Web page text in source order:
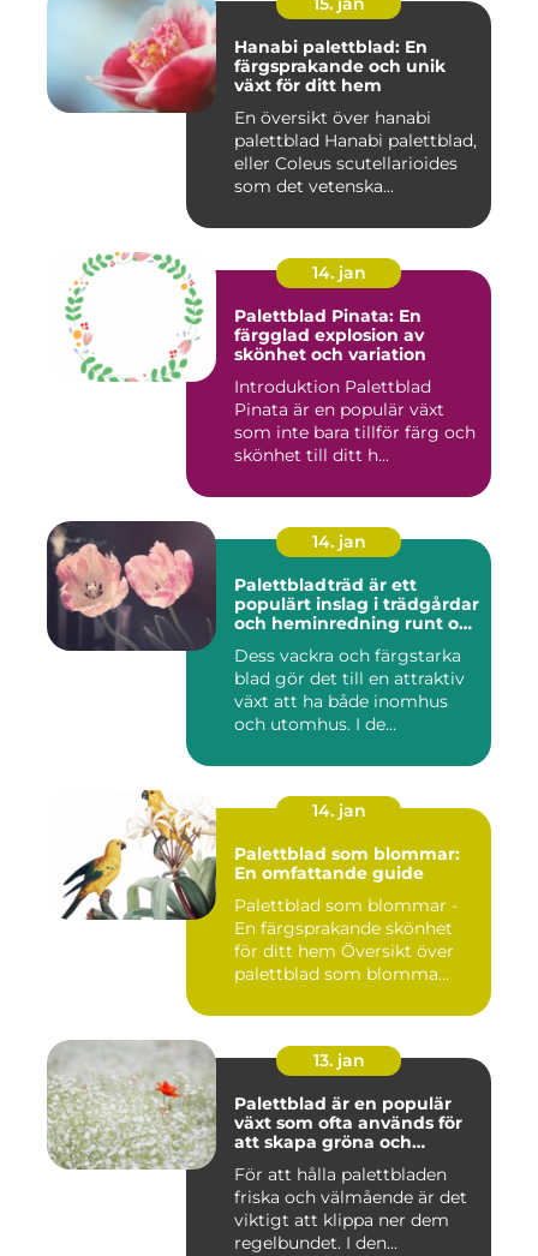
Hanabi palettblad: En
färgsprakande och unik
växt för ditt hem
En översikt över hanabi
palettblad Hanabi palettblad,
eller Coleus scutellarioides
som det vetenska...
14. jan
Palettblad Pinata: En
färgglad explosion av
skönhet och variation
Introduktion Palettblad
Pinata är en populär växt
som inte bara tillför färg och
skönhet till ditt h...
14. jan
Palettbladträd är ett
populärt inslag i trädgårdar
och heminredning runt om
Dess vackra och färgstarka
blad gör det till en attraktiv
växt att ha både inomhus
och utomhus. I de...
14. jan
Palettblad som blommar:
En omfattande guide
Palettblad som blommar -
En färgsprakande skönhet
för ditt hem Översikt över
palettblad som blomma...
13. jan
Palettblad är en populär
växt som ofta används för
att skapa gröna och
inomhusmiljöer
För att hålla palettbladen
friska och välmående är det
viktigt att klippa ner dem
regelbundet. I den...